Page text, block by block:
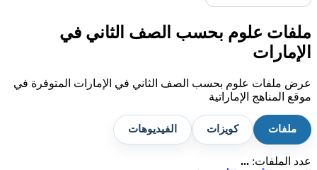
ملفات علوم بحسب الصف الثاني في
الإمارات
عرض ملفات علوم بحسب الصف الثاني في الإمارات المتوفرة في
موقع المناهج الإماراتية
ملفات كويزات الفيديوهات
عدد الملفات: ...